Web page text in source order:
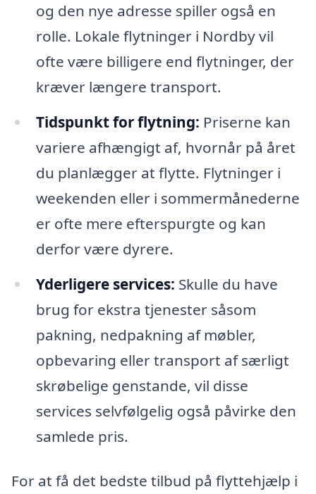
og den nye adresse spiller også en
rolle. Lokale flytninger i Nordby vil
ofte være billigere end flytninger, der
kræver længere transport.
Tidspunkt for flytning: Priserne kan
variere afhængigt af, hvornår på året
du planlægger at flytte. Flytninger i
weekenden eller i sommermånederne
er ofte mere efterspurgte og kan
derfor være dyrere.
Yderligere services: Skulle du have
brug for ekstra tjenester såsom
pakning, nedpakning af møbler,
opbevaring eller transport af særligt
skrøbelige genstande, vil disse
services selvfølgelig også påvirke den
samlede pris.
For at få det bedste tilbud på flyttehjælp i